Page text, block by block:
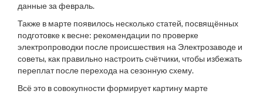
данные за февраль.
Также в марте появилось несколько статей, посвящённых
подготовке к весне: рекомендации по проверке
электропроводки после происшествия на Электрозаводе и
советы, как правильно настроить счётчики, чтобы избежать
переплат после перехода на сезонную схему.
Всё это в совокупности формирует картину марте